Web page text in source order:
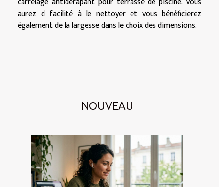
aurez d facilité à le nettoyer et vous bénéficierez
également de la largesse dans le choix des dimensions.
NOUVEAU